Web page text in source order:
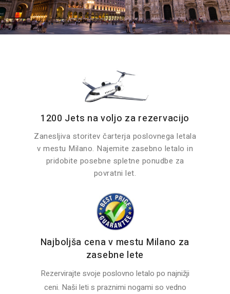
1200 Jets na voljo za rezervacijo
Zanesljiva storitev čarterja poslovnega letala
v mestu Milano. Najemite zasebno letalo in
pridobite posebne spletne ponudbe za
povratni let.
Najboljša cena v mestu Milano za
zasebne lete
Rezervirajte svoje poslovno letalo po najnižji
ceni. Naši leti s praznimi nogami so vedno